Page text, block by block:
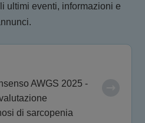
ultimi eventi, informazioni e
AWGS 2025 -
di sarcopenia